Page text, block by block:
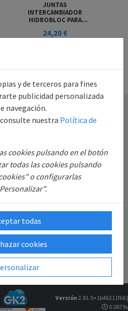
JUNTAS
INTERCAMBIADOR
HIDROBLOC PARA
GAVIN
24,20 €
Versión 2.81.5+1b46211f68 |
0.0679s
y de terceros para fines
publicidad personalizada
navegación.
nuestra Política de
cookies pulsando en el botón
todas las cookies pulsando
o configurarlas
todas
cookies